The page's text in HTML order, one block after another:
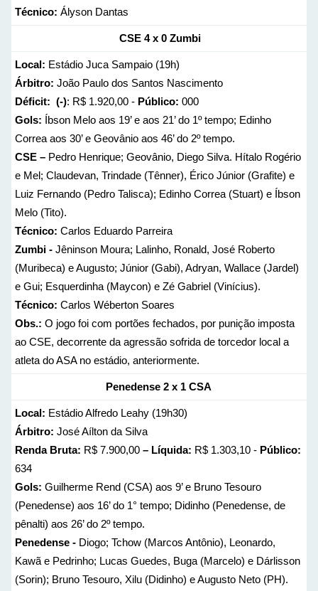
Técnico: Ályson Dantas
CSE 4 x 0 Zumbi
Local: Estádio Juca Sampaio (19h)
Árbitro: João Paulo dos Santos Nascimento
Déficit: (-): R$ 1.920,00 - Público: 000
Gols: Íbson Melo aos 19’ e aos 21’ do 1º tempo; Edinho
Correa aos 30’ e Geovânio aos 46’ do 2º tempo.
CSE – Pedro Henrique; Geovânio, Diego Silva. Hítalo Rogério
e Mel; Claudevan, Trindade (Tênner), Érico Júnior (Grafite) e
Luiz Fernando (Pedro Talisca); Edinho Correa (Stuart) e Íbson
Melo (Tito).
Técnico: Carlos Eduardo Parreira
Zumbi -Jêninson Moura; Lalinho, Ronald, José Roberto
(Muribeca) e Augusto; Júnior (Gabi), Adryan, Wallace (Jardel)
e Gui; Esquerdinha (Maycon) e Zé Gabriel (Vinícius).
Técnico: Carlos Wéberton Soares
Obs.: O jogo foi com portões fechados, por punição imposta
ao CSE, decorrente da agressão sofrida de torcedor local a
atleta do ASA no estádio, anteriormente.
Penedense 2 x 1 CSA
Local: Estádio Alfredo Leahy (19h30)
Árbitro: José Aílton da Silva
Renda Bruta: R$ 7.900,00 – Líquida: R$ 1.303,10 - Público:
634
Gols: Guilherme Rend (CSA) aos 9’ e Bruno Tesouro
(Penedense) aos 16’ do 1° tempo; Didinho (Penedense, de
pênalti) aos 26’ do 2º tempo.
Penedense - Diogo; Tchow (Marcos Antônio), Leonardo,
Kawã e Pedrinho; Lucas Guedes, Buga (Marcelo) e Dárlisson
(Sorin); Bruno Tesouro, Xilu (Didinho) e Augusto Neto (PH).